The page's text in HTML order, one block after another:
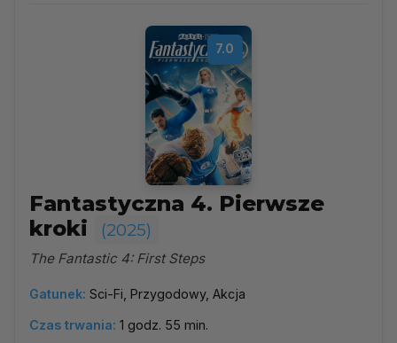
7.0
Fantastyczna 4. Pierwsze
kroki
(2025)
The Fantastic 4: First Steps
Gatunek: Sci-Fi, Przygodowy, Akcja
Czas trwania: 1 godz. 55 min.